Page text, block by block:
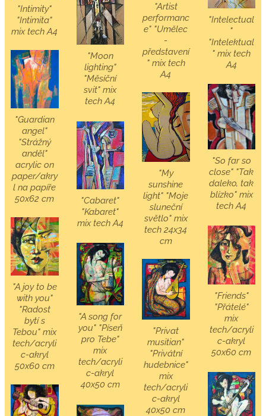
"Artist
performanc
e" "Umělec
-
představení
" mix tech
A4
"Intimity"
"Intimita"
mix tech A4
"Intelectual
"
"Intelektual
" mix tech
A4
"Moon
lighting"
"Měsíční
svit" mix
tech A4
"Guardian
angel"
"Strážný
anděl"
acrylic on
paper/akry
l na papíře
50x62 cm
"So far so
close" "Tak
daleko, tak
blízko" mix
tech A4
"My
sunshine
light" "Moje
sluneční
světlo" mix
tech 24x34
cm
"Cabaret"
"Kabaret"
mix tech A4
"A joy to be
with you"
"Radost
bytí s
Tebou" mix
tech/acryli
c-akryl
50x60 cm
"Friends"
"Přátelé"
mix
tech/acryli
c-akryl
50x60 cm
"A song for
you" "Píseň
pro Tebe"
mix
tech/acryli
c-akryl
40x50 cm
"Privat
musitian"
"Privátní
hudebnice"
mix
tech/acryli
c-akryl
40x50 cm